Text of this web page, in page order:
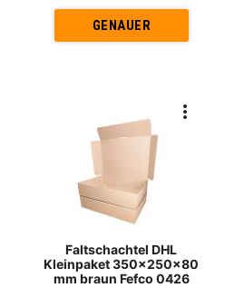
GENAUER
Faltschachtel DHL
Kleinpaket 350x250x80
mm braun Fefco 0426